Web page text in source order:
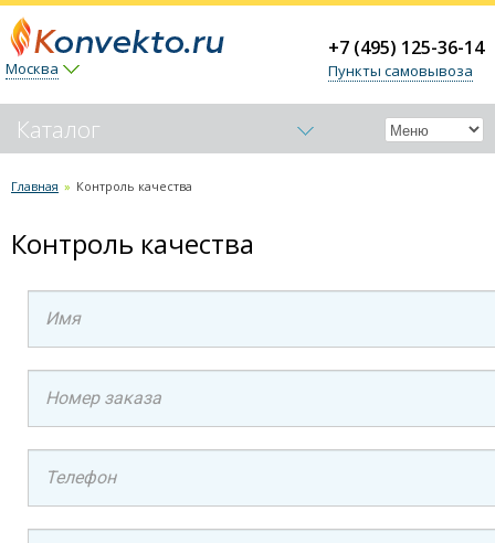
Москва
+7 (495) 125-36-14
Пункты самовывоза
Каталог
Тепловые пушки
Тепловые завесы (водяные)
Подарочные сертификаты
Термогигрометры
Главная » Контроль качества
Контроль качества